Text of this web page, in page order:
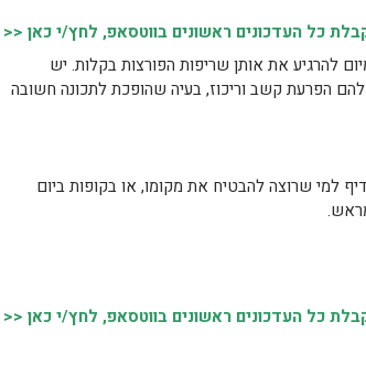
כל העדכונים ראשונים בווטסאפ, לחץ/י כאן <<
להרגיע את אותן שריפות הפורצות בקלות. יש
הפרעת קשב וריכוז, בעיה שהופכת לתכונה חשובה
למי שרוצה להבטיח את מקומו, או בקופות ביום
כל העדכונים ראשונים בווטסאפ, לחץ/י כאן <<